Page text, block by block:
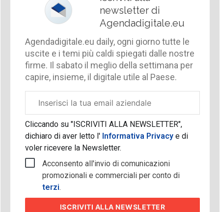
newsletter di
Agendadigitale.eu
Agendadigitale.eu daily, ogni giorno tutte le
uscite e i temi più caldi spiegati dalle nostre
firme. Il sabato il meglio della settimana per
capire, insieme, il digitale utile al Paese.
aziendale
Cliccando su "ISCRIVITI ALLA NEWSLETTER",
dichiaro di aver letto l'Informativa Privacy e di
voler ricevere la Newsletter.
Acconsento all'invio di comunicazioni
promozionali e commerciali per conto di
terzi.
ISCRIVITI ALLA NEWSLETTER